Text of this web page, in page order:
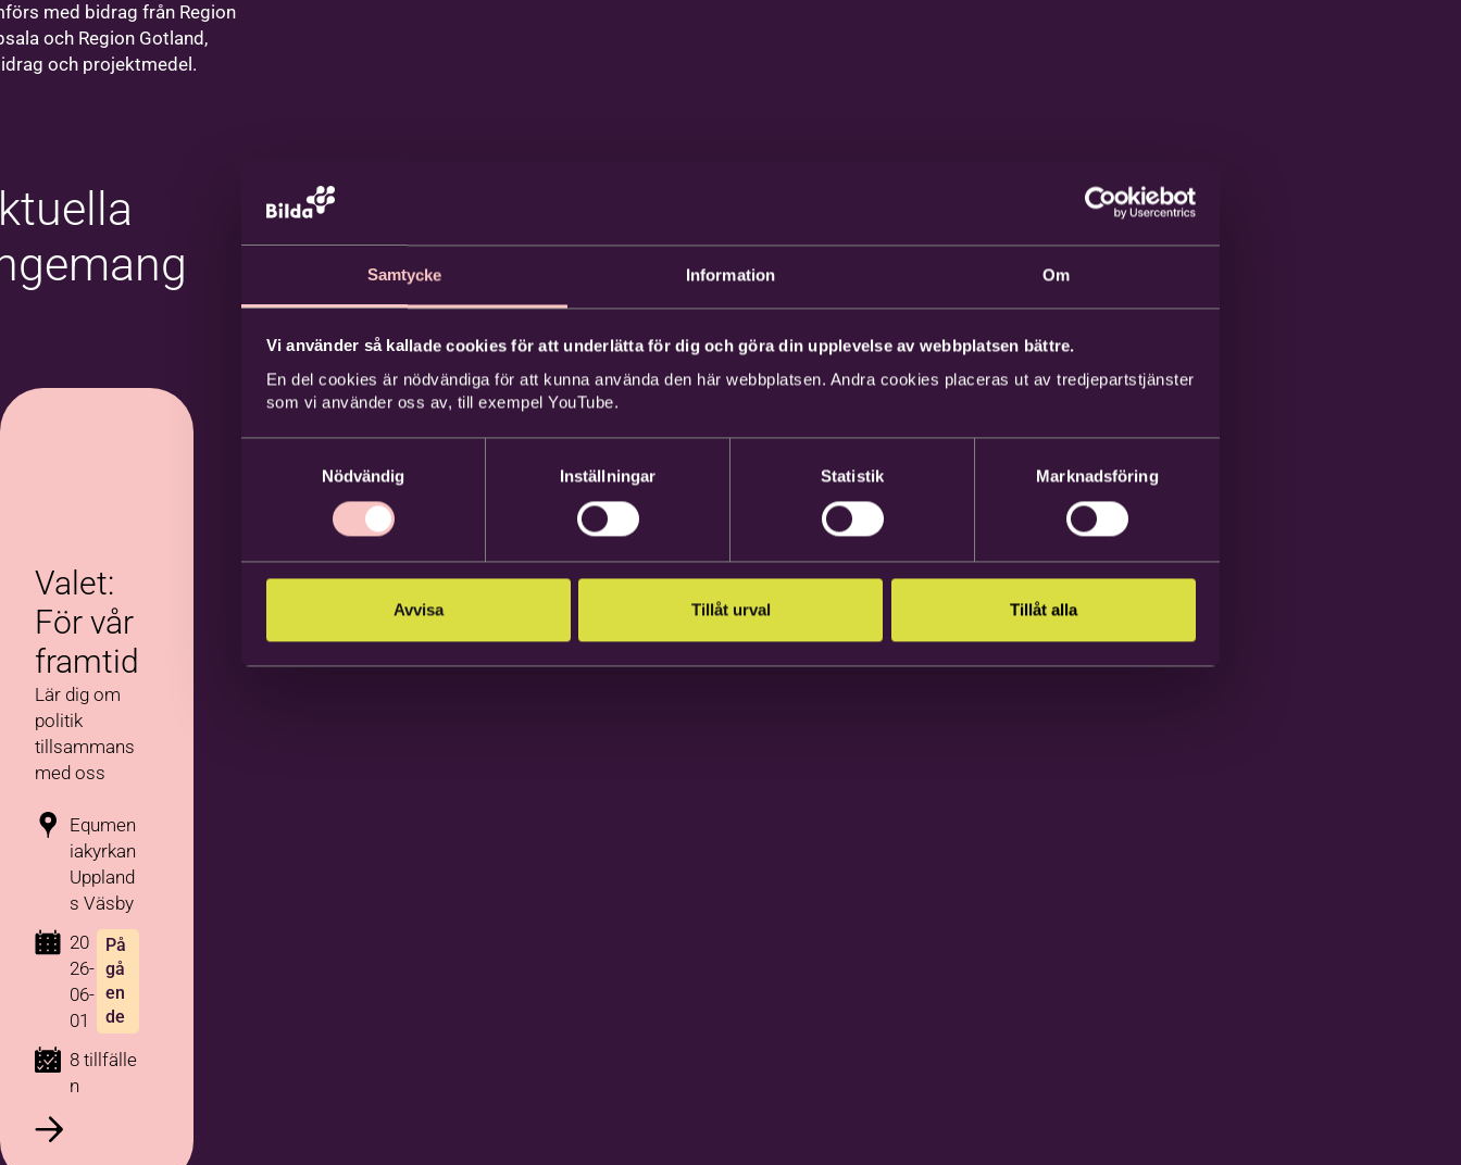
Samtycke Information Om
Vi använder så kallade cookies för att underlätta för dig och göra din upplevelse av webbplatsen bättre.
En del cookies är nödvändiga för att kunna använda den här webbplatsen. Andra cookies placeras ut av tredjepartstjänster
som vi använder oss av, till exempel YouTube.
Nödvändig
Inställningar Statistik Marknadsföring
Avvisa Tillåt urval Tillåt alla
oss på Bildas
kontor i
Södertälje!
med bidrag från Region
och Region Gotland,
och projektmedel.
Valet:
För vår
framtid
Lär dig om
politik
tillsammans
med oss
Equmen
iakyrkan
Uppland
s Väsby
20
26-
06-
01
På
gå
en
de
8 tillfälle
n